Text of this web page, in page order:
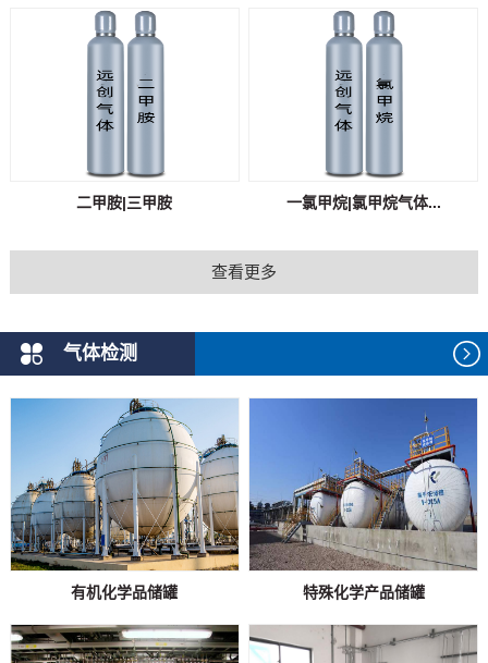
二甲胺|三甲胺 一氯甲烷|氯甲烷气体...
查看更多
气体检测
有机化学品储罐 特殊化学产品储罐